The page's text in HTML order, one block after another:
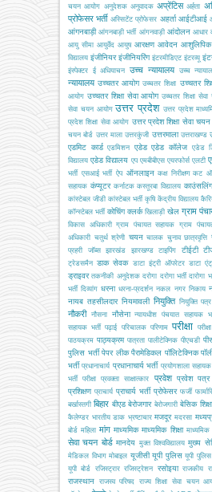
चयन आयोग अनुदेशक अनुवादक अप्रेंटिस अर्हता
प्रोफेसर भर्ती अस्सिटेंट प्रोफेसर अहर्ता आईटीआई
आंगनबाड़ी आंगनबाड़ी भर्ती आंगनवाड़ी आंदोलन आधार
आयु सीमा आयुर्वेद आयुष आरक्षण आवेदन आशुलिपिक
विद्यालय इंजीनियर इंजीनियरिंग इंटरमीडिएट इंटरव्यू
इंस्पेक्टर ई अधियाचन उच्च न्यायालय उच्च
न्यायालय उच्चतर आयोग उच्चतर शिक्षा उच्चतर
आयोग उच्चतर शिक्षा सेवा आयोग उच्चतर शिक्षा
सेवा चयन आयोग उत्तर प्रदेश उत्तर प्रदेश
प्रदेश शिक्षा सेवा आयोग उत्तर प्रदेश शिक्षा सेवा
चयन बोर्ड उत्तर माला उत्तरकुंजी उत्तरमाला उत्तराखण्ड
एडमिट कार्ड एडमिशन एडेड एडेड कॉलेज एडेड
विद्यालय एडेड विद्यालय एप एमबीबीएस एयरफोर्स एलटी
भर्ती एसआई भर्ती ऐप ऑनलाइन कक्ष निरीक्षण कट
सहायक कंप्यूटर कर्नाटक कस्तूरबा विद्यालय काउंसलिंग
कांस्टेबल जीडी कांस्टेबल भर्ती कृषि केंद्रीय विद्यालय
कॉन्स्टेबल भर्ती कोचिंग क्लर्क खिलाड़ी खेल ग्राम
विकास अधिकारी ग्राम पंचायत सहायक ग्राम
अधिकारी चतुर्थ श्रेणी चयन चालक चुनाव छात्रवृत्ति
प्रहरी
जॉब्स झारखंड झारखण्ड टाइपिंग टीईटी
ट्रेडसमैन डाक सेवक डाटा इंट्री ऑपरेटर डाटा
ड्राइवर तकनीकी अनुदेशक दरोगा दरोगा भर्ती दारोगा
भर्ती दिव्यांग धरना धरना-प्रदर्शन नकल नगर निकाय
नायब तहसीलदार नियमावली नियुक्ति नियुक्ति पत्र
नौकरी नौसना नौसेना न्यायधीश पंचयात सहायक
सहायक भर्ती पढ़ाई परिचालक परिणाम परीक्षा
पाठयक्रम पाठ्यक्रम पात्रता पालीटेक्निक पीएचडी
पुलिस भर्ती पेपर लीक पैरामेडिकल पॉलिटेक्निक
भर्ती प्रधानाचार्य प्रधानाचार्य भर्ती प्रयोगशाला सहायक
भर्ती परीक्षा
प्रवक्ता साक्षात्कार प्रवेश प्रवेश पत्र
प्रशिक्षण प्राचार्य प्राचार्य भर्ती प्रोफेसर फर्जी
बर्खास्तगी बिहार बीएड बेरोजगार बेरोजगारी बेसिक शिक्षा
कैलेण्डर भारतीय डाक भ्रष्टाचार मजदूर मदरसा
बोर्ड महिला मांग माध्यमिक माध्यमिक शिक्षा माध्यमिक
सेवा चयन बोर्ड मानदेय मुक्त विश्वविद्यालय मुख्य
मेडिकल विभाग मोबाइल यूजीसी यूपी पुलिस यूपी
यूपी बोर्ड रजिस्ट्रार रजिस्ट्रेशन रसोइया राजकीय
राजस्थान राजस्व परिषद राज्य शिक्षा सेवा चयन